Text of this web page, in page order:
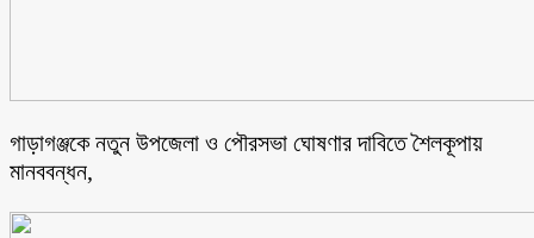
গাড়াগঞ্জকে নতুন উপজেলা ও পৌরসভা ঘোষণার দাবিতে শৈলকূপায়
মানববন্ধন,